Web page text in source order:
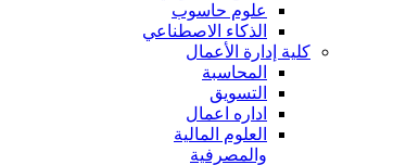
علوم حاسوب
الذكاء الاصطناعي
كلية إدارة الأعمال
المحاسبة
التسويق
اداره اعمال
العلوم المالية
والمصرفية